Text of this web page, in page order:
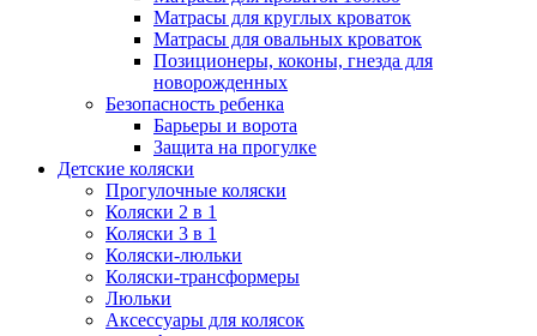
Матрасы для круглых кроваток
Матрасы для овальных кроваток
Позиционеры, коконы, гнезда для
новорожденных
Безопасность ребенка
Барьеры и ворота
Защита на прогулке
Детские коляски
Прогулочные коляски
Коляски 2 в 1
Коляски 3 в 1
Коляски-люльки
Коляски-трансформеры
Люльки
Аксессуары для колясок